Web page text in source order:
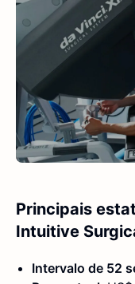
Principais
Intuitive
Intervalo de 52